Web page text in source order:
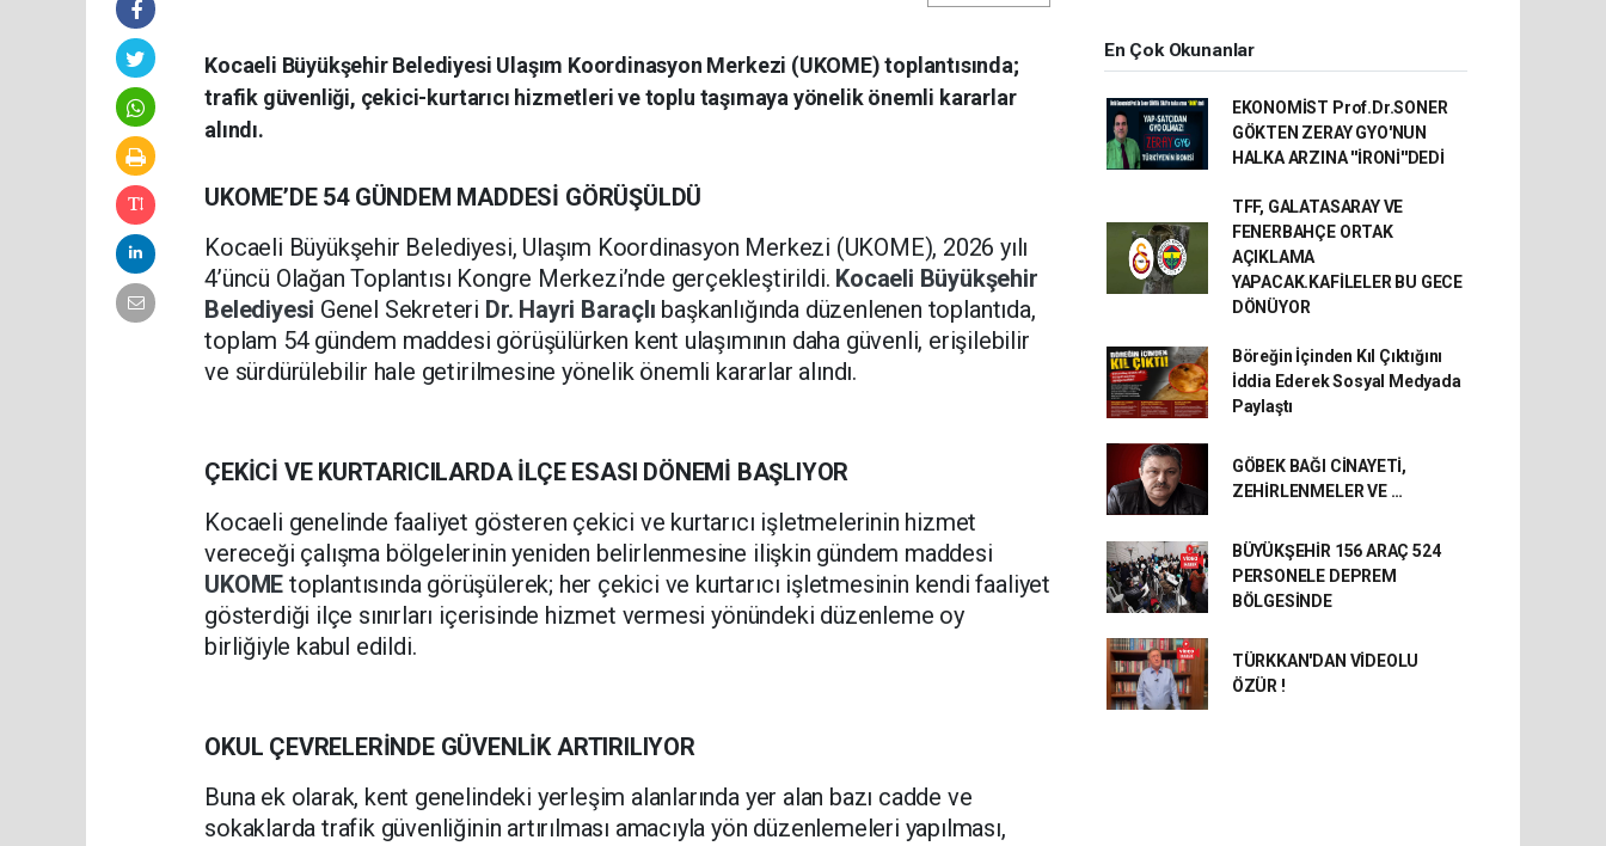
Kocaeli Büyükşehir Belediyesi Ulaşım Koordinasyon Merkezi (UKOME) toplantısında;
trafik güvenliği, çekici-kurtarıcı hizmetleri ve toplu taşımaya yönelik önemli kararlar
alındı.
UKOME’DE 54 GÜNDEM MADDESİ GÖRÜŞÜLDÜ
Kocaeli Büyükşehir Belediyesi, Ulaşım Koordinasyon Merkezi (UKOME), 2026 yılı
4’üncü Olağan Toplantısı Kongre Merkezi’nde gerçekleştirildi. Kocaeli Büyükşehir
Belediyesi Genel Sekreteri Dr. Hayri Baraçlı başkanlığında düzenlenen toplantıda,
toplam 54 gündem maddesi görüşülürken kent ulaşımının daha güvenli, erişilebilir
ve sürdürülebilir hale getirilmesine yönelik önemli kararlar alındı.
ÇEKİCİ VE KURTARICILARDA İLÇE ESASI DÖNEMİ BAŞLIYOR
Kocaeli genelinde faaliyet gösteren çekici ve kurtarıcı işletmelerinin hizmet
vereceği çalışma bölgelerinin yeniden belirlenmesine ilişkin gündem maddesi
UKOME toplantısında görüşülerek; her çekici ve kurtarıcı işletmesinin kendi faaliyet
gösterdiği ilçe sınırları içerisinde hizmet vermesi yönündeki düzenleme oy
birliğiyle kabul edildi.
OKUL ÇEVRELERİNDE GÜVENLİK ARTIRILIYOR
Buna ek olarak, kent genelindeki yerleşim alanlarında yer alan bazı cadde ve
sokaklarda trafik güvenliğinin artırılması amacıyla yön düzenlemeleri yapılması,
En Çok Okunanlar
EKONOMİST Prof.Dr.SONER
GÖKTEN ZERAY GYO'NUN
HALKA ARZINA ''İRONİ''DEDİ
TFF, GALATASARAY VE
FENERBAHÇE ORTAK
AÇIKLAMA
YAPACAK.KAFİLELER BU GECE
DÖNÜYOR
Böreğin İçinden Kıl Çıktığını
İddia Ederek Sosyal Medyada
Paylaştı
GÖBEK BAĞI CİNAYETİ,
ZEHİRLENMELER VE …
BÜYÜKŞEHİR 156 ARAÇ 524
PERSONELE DEPREM
BÖLGESİNDE
TÜRKKAN'DAN VİDEOLU
ÖZÜR !